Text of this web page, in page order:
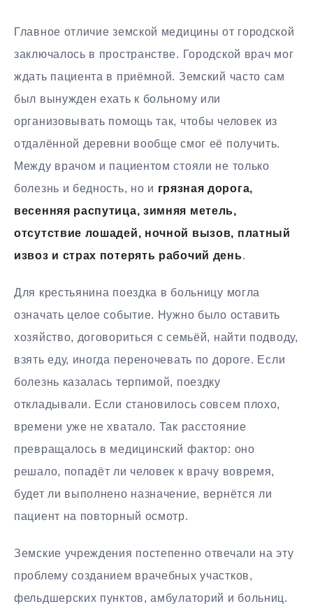
Главное отличие земской медицины от городской
заключалось в пространстве. Городской врач мог
ждать пациента в приёмной. Земский часто сам
был вынужден ехать к больному или
организовывать помощь так, чтобы человек из
отдалённой деревни вообще смог её получить.
Между врачом и пациентом стояли не только
болезнь и бедность, но и грязная дорога,
весенняя распутица, зимняя метель,
отсутствие лошадей, ночной вызов, платный
извоз и страх потерять рабочий день.
Для крестьянина поездка в больницу могла
означать целое событие. Нужно было оставить
хозяйство, договориться с семьёй, найти подводу,
взять еду, иногда переночевать по дороге. Если
болезнь казалась терпимой, поездку
откладывали. Если становилось совсем плохо,
времени уже не хватало. Так расстояние
превращалось в медицинский фактор: оно
решало, попадёт ли человек к врачу вовремя,
будет ли выполнено назначение, вернётся ли
пациент на повторный осмотр.
Земские учреждения постепенно отвечали на эту
проблему созданием врачебных участков,
фельдшерских пунктов, амбулаторий и больниц.